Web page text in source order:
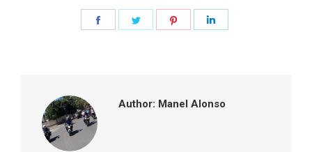
Author: Manel Alonso